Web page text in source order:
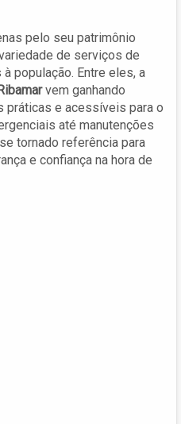
pelo seu patrimônio
de serviços de
população. Entre eles, a
vem ganhando
práticas e acessíveis para o
até manutenções
tornado referência para
e confiança na hora de